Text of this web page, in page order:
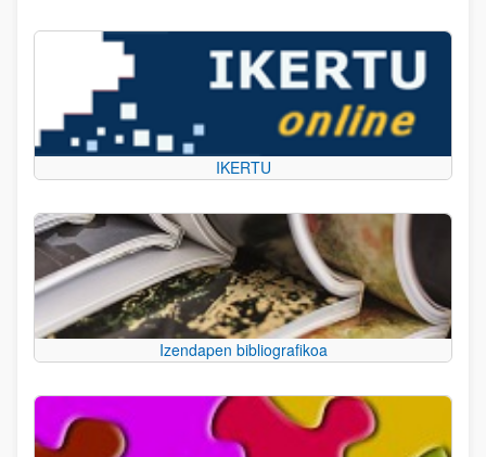
IKERTU
Izendapen bibliografikoa